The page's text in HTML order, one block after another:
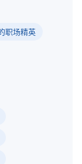
职场精英